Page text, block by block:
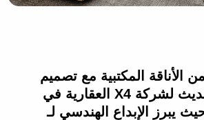
الأناقة المكتبية مع تصميم
المكتب الحديث لشركة X4 العقارية في
حيث يبرز الإبداع الهندسي لـ